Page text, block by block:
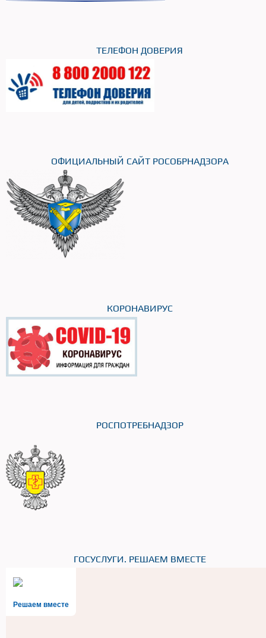
ТЕЛЕФОН ДОВЕРИЯ
ОФИЦИАЛЬНЫЙ САЙТ РОСОБРНАДЗОРА
КОРОНАВИРУС
РОСПОТРЕБНАДЗОР
ГОСУСЛУГИ. РЕШАЕМ ВМЕСТЕ
Решаем вместе